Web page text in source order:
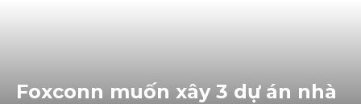
Foxconn muốn xây 3 dự án nhà